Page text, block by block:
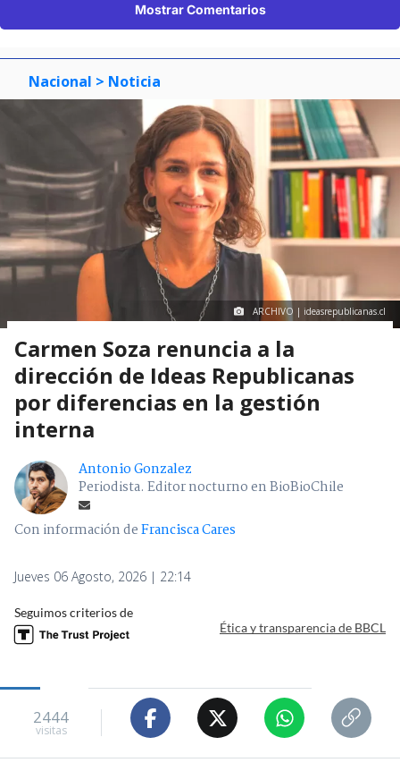
Mostrar Comentarios
Nacional > Noticia
ARCHIVO | ideasrepublicanas.cl
Carmen Soza renuncia a la
dirección de Ideas Republicanas
por diferencias en la gestión
interna
Antonio Gonzalez
Periodista. Editor nocturno en BioBioChile
Con información deFrancisca Cares
Jueves 06 Agosto, 2026 | 22:14
Seguimos criterios de
Ética y transparencia de BBCL
2444
visitas